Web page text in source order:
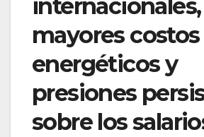
internacionales,
mayores costos
energéticos y
presiones
sobre los